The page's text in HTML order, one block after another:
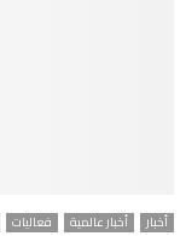
أخبار أخبار عالمية فعاليات